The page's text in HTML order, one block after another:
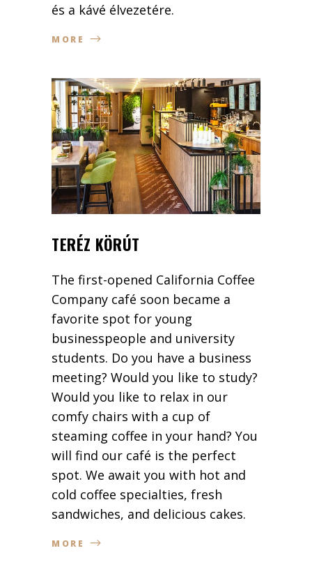
és a kávé élvezetére.
MORE
TERÉZ KÖRÚT
The first-opened California Coffee
Company café soon became a
favorite spot for young
businesspeople and university
students. Do you have a business
meeting? Would you like to study?
Would you like to relax in our
comfy chairs with a cup of
steaming coffee in your hand? You
will find our café is the perfect
spot. We await you with hot and
cold coffee specialties, fresh
sandwiches, and delicious cakes.
MORE